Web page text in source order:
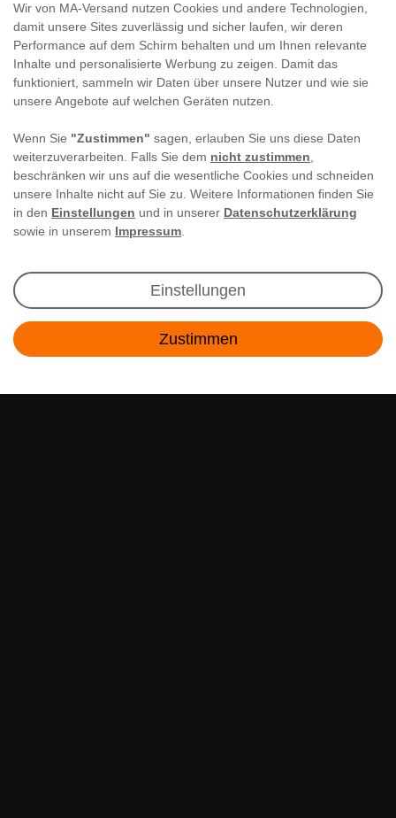
Wir von MA-Versand nutzen Cookies und andere Technologien,
damit unsere Sites zuverlässig und sicher laufen, wir deren
Performance auf dem Schirm behalten und um Ihnen relevante
Inhalte und personalisierte Werbung zu zeigen. Damit das
funktioniert, sammeln wir Daten über unsere Nutzer und wie sie
unsere Angebote auf welchen Geräten nutzen.
Wenn Sie "Zustimmen" sagen, erlauben Sie uns diese Daten
weiterzuverarbeiten. Falls Sie dem nicht zustimmen
beschränken wir uns auf die wesentliche Cookies und schneiden
unsere Inhalte nicht auf Sie zu. Weitere Informationen finden Sie
in den Einstellungen und in unserer Datenschutzerklärung
sowie in unserem Impressum
Einstellungen
Zustimmen
Newsletter Anmeldung
Angebote & Rabatte per E-Mail erhalten - Geld
sparen war noch nie so einfach!